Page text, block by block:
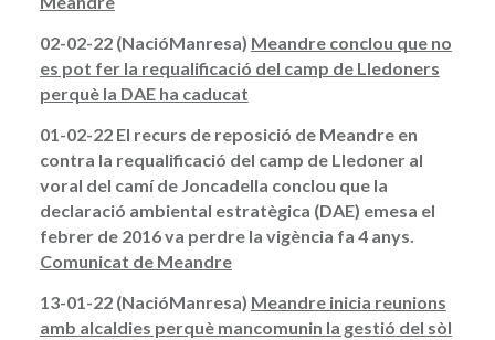
02-02-22 (NacióManresa) Meandre conclou que no
es pot fer la requalificació del camp de Lledoners
perquè la DAE ha caducat
01-02-22 El recurs de reposició de Meandre en
contra la requalificació del camp de Lledoner al
voral del camí de Joncadella conclou que la
declaració ambiental estratègica (DAE) emesa el
febrer de 2016 va perdre la vigència fa 4 anys.
Comunicat de Meandre
13-01-22 (NacióManresa) Meandre inicia reunions
amb alcaldies perquè mancomunin la gestió del sòl